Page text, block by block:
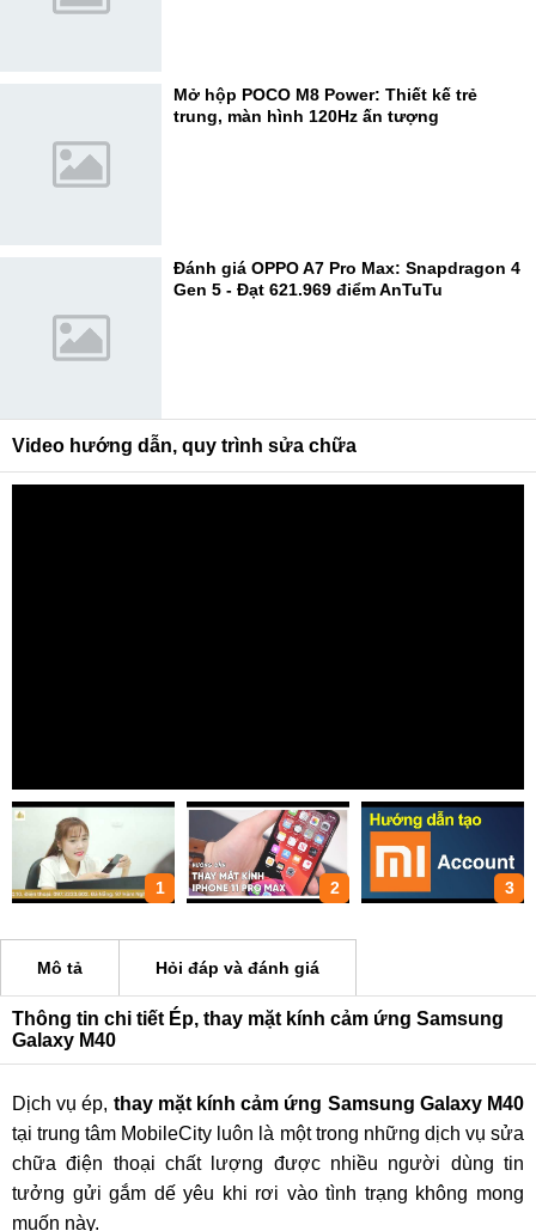
Mở hộp POCO M8 Power: Thiết kế trẻ
trung, màn hình 120Hz ấn tượng
Đánh giá OPPO A7 Pro Max: Snapdragon 4
Gen 5 - Đạt 621.969 điểm AnTuTu
Video hướng dẫn, quy trình sửa chữa
1 2 3
Mô tả Hỏi đáp và đánh giá
Thông tin chi tiết Ép, thay mặt kính cảm ứng Samsung
Galaxy M40
Dịch vụ ép, thay mặt kính cảm ứng Samsung Galaxy M40
tại trung tâm MobileCity luôn là một trong những dịch vụ sửa
chữa điện thoại chất lượng được nhiều người dùng tin
tưởng gửi gắm dế yêu khi rơi vào tình trạng không mong
muốn này.